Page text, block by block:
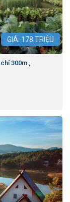
GIÁ: 178 TRIỆU
300m ,